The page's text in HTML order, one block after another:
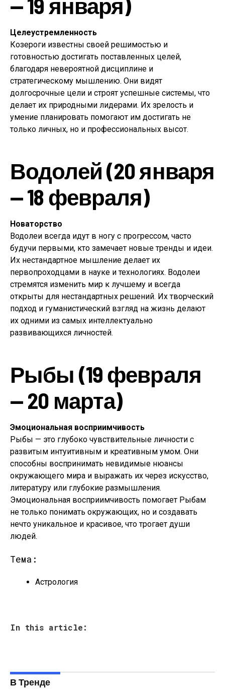
Целеустремленность
Козероги известны своей решимостью и
готовностью достигать поставленных целей,
благодаря невероятной дисциплине и
стратегическому мышлению. Они видят
долгосрочные цели и строят успешные системы, что
делает их природными лидерами. Их зрелость и
умение планировать помогают им достигать не
только личных, но и профессиональных высот.
Водолей (20 января
— 18 февраля)
Новаторство
Водолеи всегда идут в ногу с прогрессом, часто
будучи первыми, кто замечает новые тренды и идеи.
Их нестандартное мышление делает их
первопроходцами в науке и технологиях. Водолеи
стремятся изменить мир к лучшему и всегда
открыты для нестандартных решений. Их творческий
подход и гуманистический взгляд на жизнь делают
их одними из самых интеллектуально
развивающихся личностей.
Рыбы (19 февраля
— 20 марта)
Эмоциональная восприимчивость
Рыбы — это глубоко чувствительные личности с
развитым интуитивным и креативным умом. Они
способны воспринимать невидимые нюансы
окружающего мира и выражать их через искусство,
литературу или глубокие размышления.
Эмоциональная восприимчивость помогает Рыбам
не только понимать окружающих, но и создавать
нечто уникальное и красивое, что трогает души
людей.
Тема:
Астрология
In this article:
В Тренде